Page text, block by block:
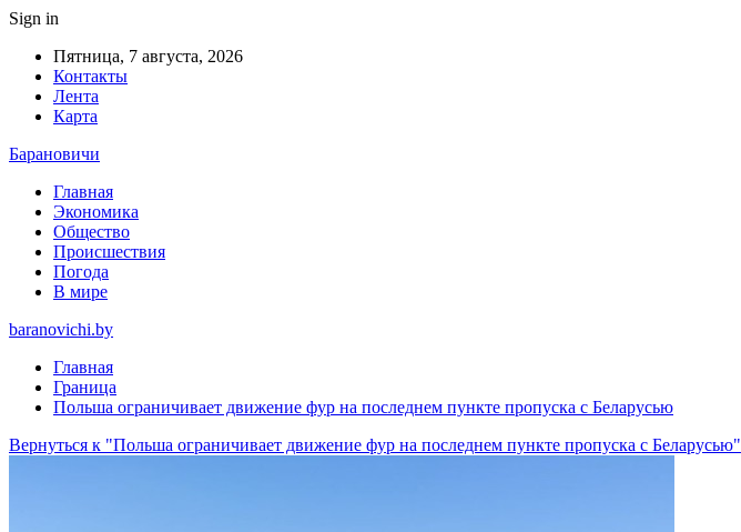
Sign in
Пятница, 7 августа, 2026
Контакты
Лента
Карта
Барановичи
Главная
Экономика
Общество
Происшествия
Погода
В мире
baranovichi.by
Главная
Граница
Польша ограничивает движение фур на последнем пункте пропуска с Беларусью
Вернуться к "Польша ограничивает движение фур на последнем пункте пропуска с Беларусью"